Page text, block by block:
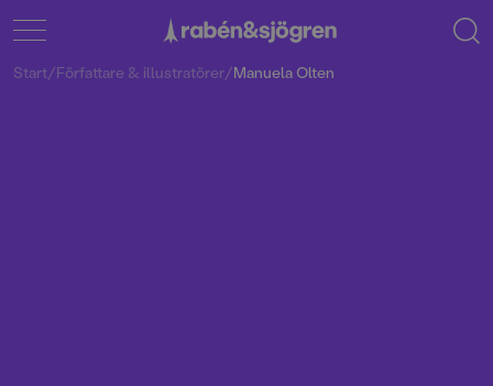
Start/Författare & illustratörer/Manuela Olten